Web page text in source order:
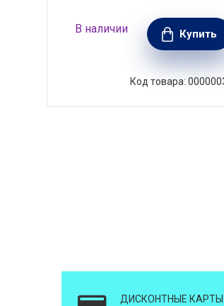
В наличии Купить
Код товара:
ДИСКОНТНЫЕ КАРТЫ